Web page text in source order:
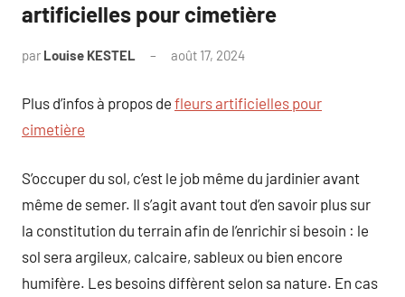
artificielles pour cimetière
par Louise KESTEL août 17, 2024
Plus d’infos à propos de fleurs artificielles pour
cimetière
S’occuper du sol, c’est le job même du jardinier avant
même de semer. Il s’agit avant tout d’en savoir plus sur
la constitution du terrain afin de l’enrichir si besoin : le
sol sera argileux, calcaire, sableux ou bien encore
humifère. Les besoins diffèrent selon sa nature. En cas